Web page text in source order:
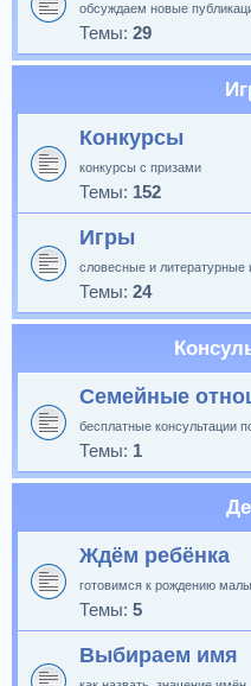
обсуждаем новые
Темы: 29
Конкурсы
конкурсы с призами
Темы: 152
Игры
словесные и литературные
Темы: 24
Семейные
бесплатные консультации
Темы: 1
Ждём ребёнка
готовимся к рождению
Темы: 5
Выбираем имя